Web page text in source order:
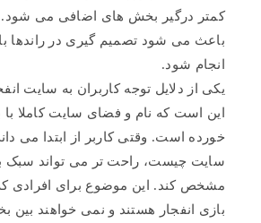
کمتر درگیر بخش های اضافی می
باعث می شود تصمیم گیری در راندها
انجام شود.
این است که نام و فضای سایت کاملا با
خورده است. وقتی کاربر از ابتدا می
سایت چیست، راحت تر می تواند سبک
مشخص کند. این موضوع برای افرادی
بازی انفجار هستند و نمی خواهند